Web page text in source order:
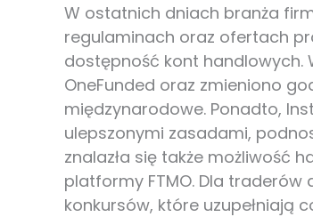
W ostatnich dniach branża
regulaminach oraz ofertach
dostępność kont handlowych.
OneFunded oraz zmieniono
międzynarodowe. Ponadto,
ulepszonymi zasadami,
znalazła się także możliwość
platformy FTMO. Dla
konkursów, które uzupełniają